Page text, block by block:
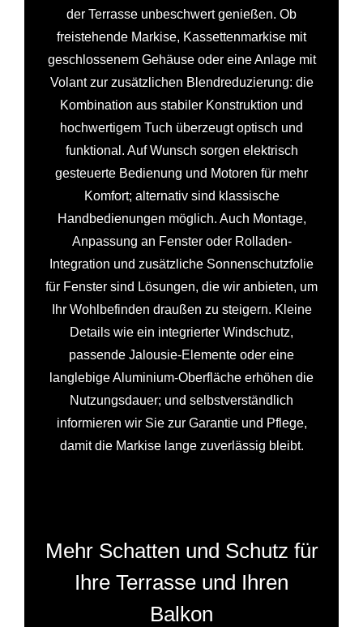
der Terrasse unbeschwert genießen. Ob
freistehende Markise, Kassettenmarkise mit
geschlossenem Gehäuse oder eine Anlage mit
Volant zur zusätzlichen Blendreduzierung: die
Kombination aus stabiler Konstruktion und
hochwertigem Tuch überzeugt optisch und
funktional. Auf Wunsch sorgen elektrisch
gesteuerte Bedienung und Motoren für mehr
Komfort; alternativ sind klassische
Handbedienungen möglich. Auch Montage,
Anpassung an Fenster oder Rolladen-
Integration und zusätzliche Sonnenschutzfolie
für Fenster sind Lösungen, die wir anbieten, um
Ihr Wohlbefinden draußen zu steigern. Kleine
Details wie ein integrierter Windschutz,
passende Jalousie-Elemente oder eine
langlebige Aluminium-Oberfläche erhöhen die
Nutzungsdauer; und selbstverständlich
informieren wir Sie zur Garantie und Pflege,
damit die Markise lange zuverlässig bleibt.
Mehr Schatten und Schutz für
Ihre Terrasse und Ihren
Balkon